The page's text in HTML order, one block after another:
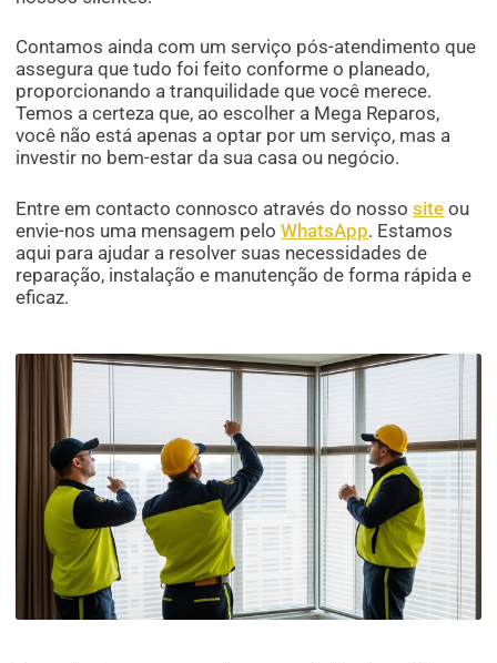
Contamos ainda com um serviço pós-atendimento que
assegura que tudo foi feito conforme o planeado,
proporcionando a tranquilidade que você merece.
Temos a certeza que, ao escolher a Mega Reparos,
você não está apenas a optar por um serviço, mas a
investir no bem-estar da sua casa ou negócio.
Entre em contacto connosco através do nossosite ou
envie-nos uma mensagem peloWhatsApp. Estamos
aqui para ajudar a resolver suas necessidades de
reparação, instalação e manutenção de forma rápida e
eficaz.